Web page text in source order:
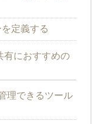
定義する
有におすすめの
理できるツール